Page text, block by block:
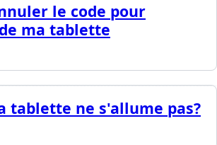
le code pour
ma tablette
tablette ne s'allume pas?